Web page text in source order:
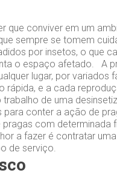
que conviver em um
sempre se tomem
por insetos, o que
o espaço afetado. A
lugar, por variados
e a cada
de uma
conter a ação de
com determinada
a fazer é contratar
de serviço.